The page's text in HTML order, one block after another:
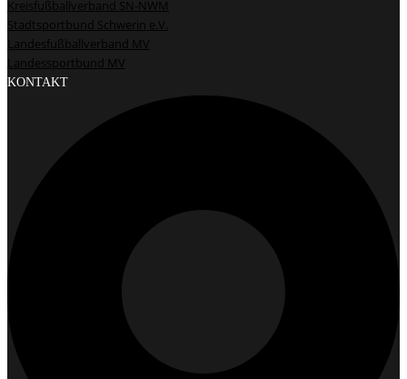
Kreisfußballverband SN-NWM
Stadtsportbund Schwerin e.V.
Landesfußballverband MV
Landessportbund MV
KONTAKT